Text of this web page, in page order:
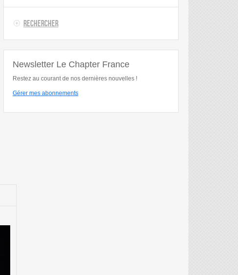
Rechercher
Newsletter Le Chapter France
Restez au courant de nos dernières nouvelles !
Gérer mes abonnements